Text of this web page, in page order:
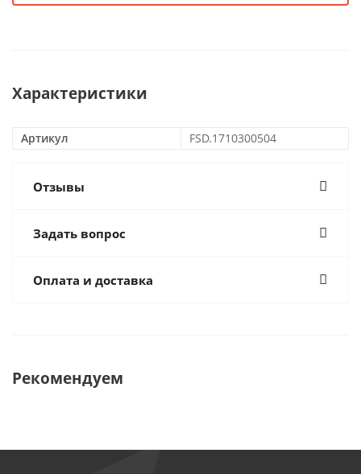
Характеристики
Артикул FSD.1710300504
Отзывы
Задать вопрос
Оплата и доставка
Рекомендуем